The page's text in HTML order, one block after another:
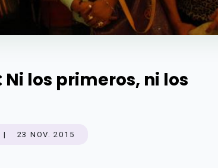
los primeros, ni los
| 23 NOV. 2015